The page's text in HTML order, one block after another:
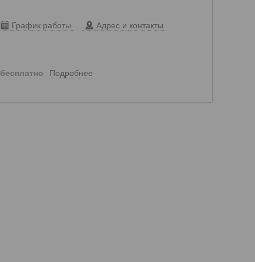
График работы Адрес и контакты
бесплатно Подробнее